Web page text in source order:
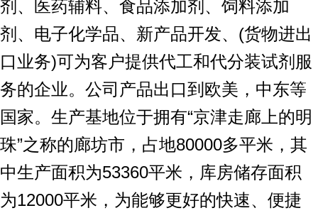
剂、医药辅料、食品添加剂、饲料添加
剂、电子化学品、新产品开发、(货物进出
口业务)可为客户提供代工和代分装试剂服
务的企业。公司产品出口到欧美，中东等
国家。生产基地位于拥有“京津走廊上的明
珠”之称的廊坊市，占地80000多平米，其
中生产面积为53360平米，库房储存面积
为12000平米，为能够更好的快速、便捷